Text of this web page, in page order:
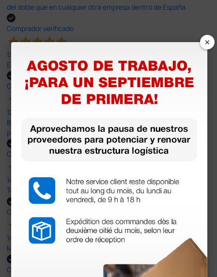
del doble que en cualquier otra empresa dentro de España.
Comprador verificado
13 Jul 2026
Excelente
Comprador verificado
12 Jun 2026
Bien, rápida y sin problemas. No me gusta que se oferten
productos sin incluir el IVA que luego nos van a cobrar.
Comprador verificado
14 Abr 2026
Todo muy rápido y fácil,volveré a comprar.
Comprador verificado
14 Abr 2026
Muy buena. Excelente trato, disposición y rapidez
Comprador verificado
×